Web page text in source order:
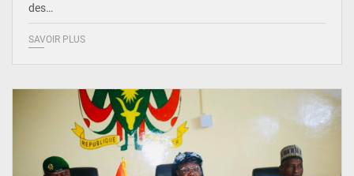
des…
SAVOIR PLUS